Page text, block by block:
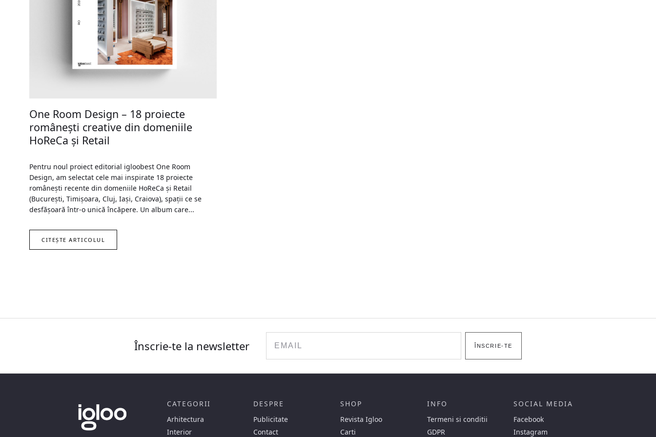
One Room Design – 18 proiecte
românești creative din domeniile
HoReCa și Retail
Pentru noul proiect editorial igloobest One Room
Design, am selectat cele mai inspirate 18 proiecte
românești recente din domeniile HoReCa și Retail
(București, Timișoara, Cluj, Iași, Craiova), spații ce se
desfășoară într-o unică încăpere. Un album care...
CITEȘTE ARTICOLUL
Înscrie-te la newsletter ÎNSCRIE-TE
CATEGORII
Arhitectura
Interior
DESPRE
Publicitate
Contact
SHOP
Revista Igloo
Carti
INFO
Termeni si conditii
GDPR
SOCIAL MEDIA
Facebook
Instagram